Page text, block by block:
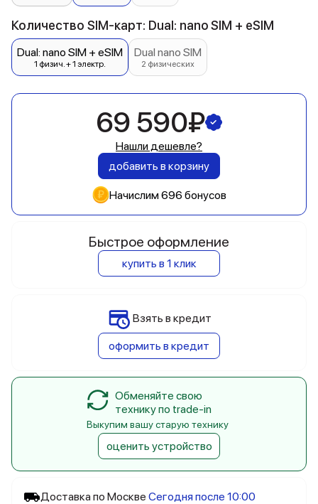
Доставка по Москве Сегодня после 10:00
Количество SIM-карт: Dual: nano SIM + eSIM
Dual: nano SIM + eSIM
1 физич. + 1 электр.
Dual nano SIM
2 физических
69 590₽
Нашли дешевле?
добавить в корзину
Начислим 696 бонусов
Быстрое оформление
купить в 1 клик
Взять в кредит
оформить в кредит
Обменяйте свою
технику по trade-in
Выкупим вашу старую технику
оценить устройство